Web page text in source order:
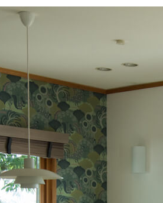
と豊かさをもたらす、スウェーデンハウス